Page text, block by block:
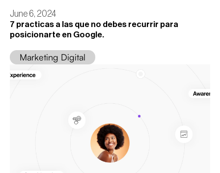
June 6, 2024
7 practicas a las que no debes recurrir para
posicionarte en Google.
Marketing Digital